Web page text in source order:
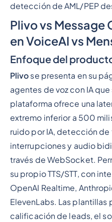
detección de AML/PEP
Plivo vs Message
en VoiceAI vs
Enfoque del
Plivo se presenta en su
agentes de voz con IA que
plataforma ofrece una
extremo inferior a 500
ruido por IA, detección de
interrupciones y audio
través de WebSocket.
su propio TTS/STT, con
OpenAI Realtime,
ElevenLabs. Las
calificación de leads, el